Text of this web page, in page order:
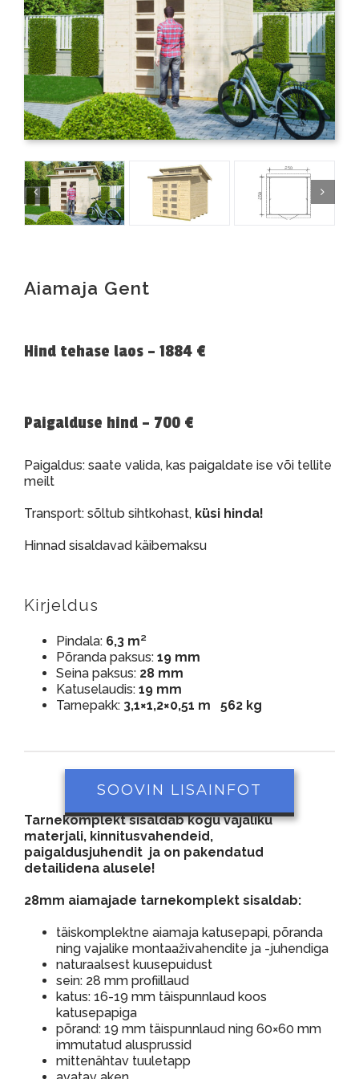
Aiamaja Gent
Hind tehase laos – 1884 €
Paigalduse hind – 700 €
Paigaldus: saate valida, kas paigaldate ise või tellite
meilt
Transport: sõltub sihtkohast, küsi hinda!
Hinnad sisaldavad käibemaksu
Kirjeldus
Pindala: 6,3 m²
Põranda paksus: 19 mm
Seina paksus: 28 mm
Katuselaudis: 19 mm
Tarnepakk: 3,1×1,2×0,51 m 562 kg
SOOVIN LISAINFOT
Tarnekomplekt sisaldab kogu vajaliku
materjali, kinnitusvahendeid,
paigaldusjuhendit ja on pakendatud
detailidena alusele!
28mm aiamajade tarnekomplekt sisaldab:
täiskomplektne aiamaja katusepapi, põranda
ning vajalike montaaživahendite ja -juhendiga
naturaalsest kuusepuidust
sein: 28 mm profiillaud
katus: 16-19 mm täispunnlaud koos
katusepapiga
põrand: 19 mm täispunnlaud ning 60×60 mm
immutatud alusprussid
mittenähtav tuuletapp